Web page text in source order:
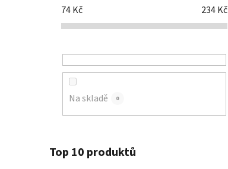
74Kč 234Kč
Na skladě 0
Top 10 produktů